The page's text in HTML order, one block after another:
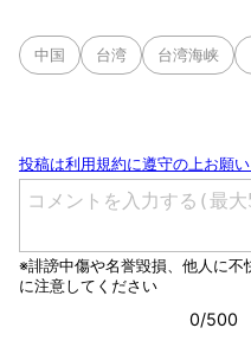
中国 台湾 台湾海峡